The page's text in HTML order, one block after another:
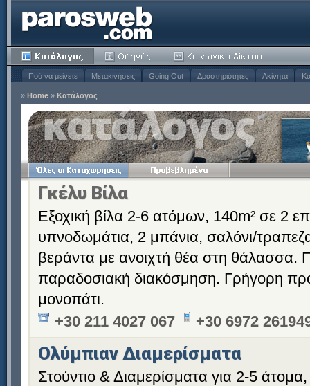
Πού να μείνετε Μετακινήσεις Going Out Δραστηριότητες Ακίνητα
» Home » Κατάλογος
Γκέλυ Βίλα
Εξοχική βίλα 2-6 ατόμων, 140m² σε 2
υπνοδωμάτια, 2 μπάνια, σαλόνι/
βεράντα με ανοιχτή θέα στη θάλασσα.
παραδοσιακή διακόσμηση. Γρήγορη
μονοπάτι.
+30 211 4027 067
+30 6972
Ολύμπιαν Διαμερίσματα
Στούντιο & Διαμερίσματα για 2-5